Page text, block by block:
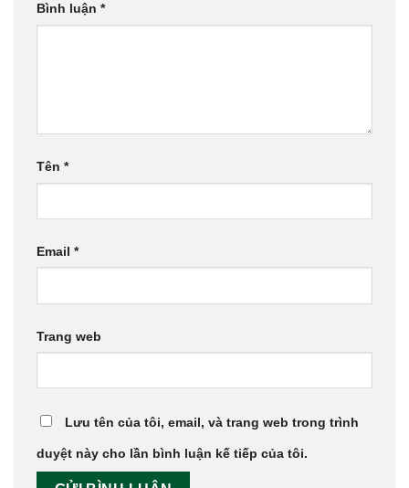
Bình luận *
Tên *
Email *
Trang web
Lưu tên của tôi, email, và trang web trong trình
duyệt này cho lần bình luận kế tiếp của tôi.